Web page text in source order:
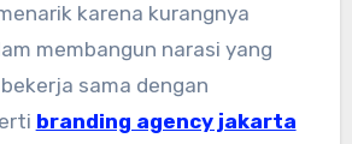
karena kurangnya
membangun narasi yang
sama dengan
branding agency jakarta